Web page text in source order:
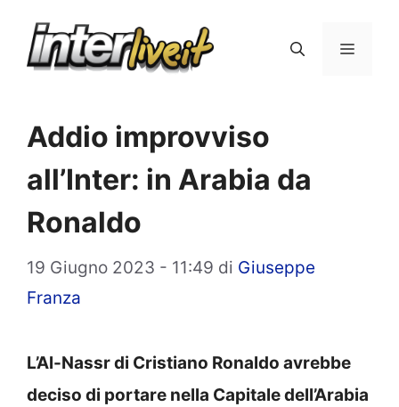
Menu
Addio improvviso
all’Inter: in Arabia da
Ronaldo
19 Giugno 2023 - 11:49 di Giuseppe
Franza
L’Al-Nassr di Cristiano Ronaldo avrebbe
deciso di portare nella Capitale dell’Arabia